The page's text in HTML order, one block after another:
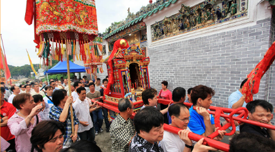
吉澳漁民來自大鵬灣一帶海域，早期以船為家，
居無定所。吉澳是大鵬灣一帶漁船的主要避風
港，同時也是來往深圳鹽田及新界東北村落的中
途站，優秀的地理位置與環境吸引不少漁民聚
居。隨後也有不少人由外地遷入，先後有37個姓
氏共43族人以此為家。島上多個族群的生活習慣
與傳統習俗迥異，卻能融洽相處，是香港少數由
多族共同建設的和睦社區之一。吉澳在1950至